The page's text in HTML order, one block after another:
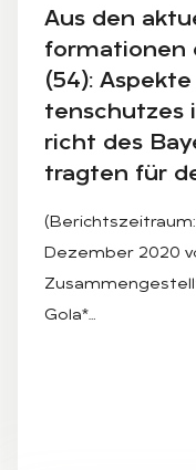
Aus den
for­ma­tio­nen
(54):
ten­schut­zes
richt des
trag­ten für
(Berichtszeitraum:
Dezember 2020
Gola*…